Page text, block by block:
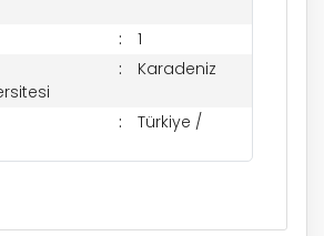
1
Karadeniz
Türkiye /